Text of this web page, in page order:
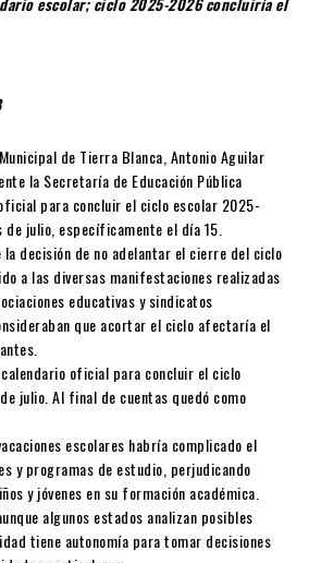
de Tierra Blanca, Antonio Aguilar
la Secretaría de Educación Pública
para concluir el ciclo escolar 2025-
julio, específicamente el día 15.
decisión de no adelantar el cierre del ciclo
a las diversas manifestaciones realizadas
educativas y sindicatos
que acortar el ciclo afectaría el
calendario oficial para concluir el ciclo
julio. Al final de cuentas quedó como
escolares habría complicado el
y programas de estudio, perjudicando
y jóvenes en su formación académica.
algunos estados analizan posibles
tiene autonomía para tomar decisiones